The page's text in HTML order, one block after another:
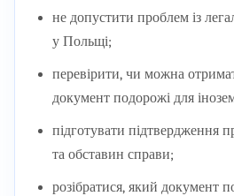
не допустити проблем із
у Польщі;
перевірити, чи можна
документ подорожі для
підготувати підтвердження
та обставин справи;
розібратися, який документ